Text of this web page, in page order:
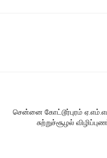
சென்னை கோட்டூர்புரம்
சுற்றுச்சூழல்